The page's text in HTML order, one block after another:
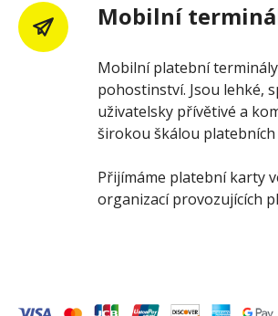
Mobilní
Mobilní platební
pohostinství. Jsou lehké,
uživatelsky přívětivé a
širokou škálou platebních
Přijímáme platební karty
organizací provozujících